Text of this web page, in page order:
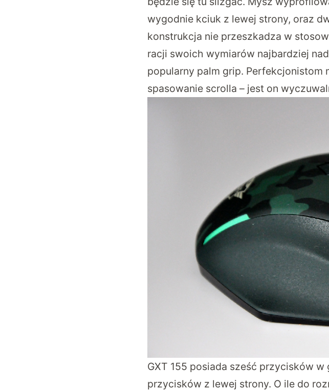
wygodnie kciuk z lewej strony, oraz
konstrukcja nie przeszkadza w
racji swoich wymiarów najbardziej
popularny palm grip. Perfekcjonistom
spasowanie scrolla – jest on
GXT 155 posiada sześć przycisków
przycisków z lewej strony. O ile do